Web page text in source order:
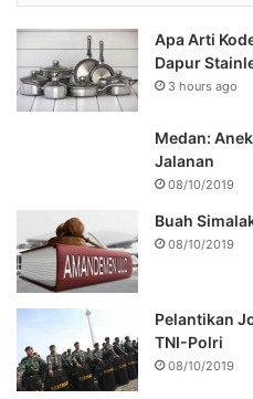
Apa Arti
Dapur
3 hours ago
Medan:
Jalanan
08/10/2019
Buah
08/10/2019
Pelantikan
TNI-Polri
08/10/2019